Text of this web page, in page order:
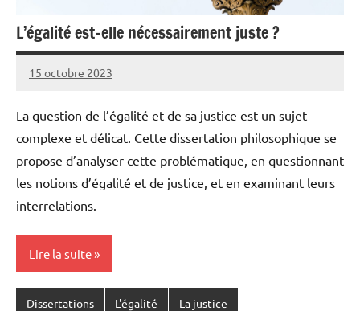
L’égalité est-elle nécessairement juste ?
15 octobre 2023
Pierre
Aucun
La question de l’égalité et de sa justice est un sujet
complexe et délicat. Cette dissertation philosophique se
propose d’analyser cette problématique, en questionnant
les notions d’égalité et de justice, et en examinant leurs
interrelations.
Lire la suite
Dissertations L'égalité La justice